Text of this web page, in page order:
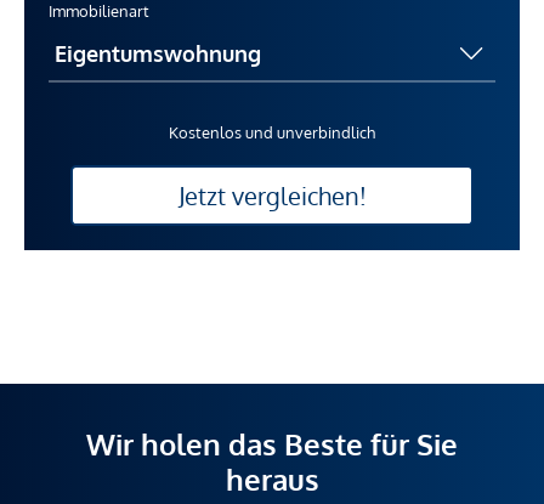
Immobilienart
Kostenlos und unverbindlich
Jetzt vergleichen!
Wir holen das Beste für Sie
heraus